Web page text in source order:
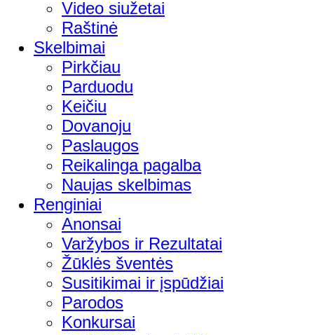
Video siužetai
Raštinė
Skelbimai
Pirkčiau
Parduodu
Keičiu
Dovanoju
Paslaugos
Reikalinga pagalba
Naujas skelbimas
Renginiai
Anonsai
Varžybos ir Rezultatai
Žūklės šventės
Susitikimai ir įspūdžiai
Parodos
Konkursai